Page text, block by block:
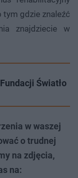
gdzie znaleźć
znajdziecie w
Światło
w waszej
o trudnej
na zdjęcia,
na: